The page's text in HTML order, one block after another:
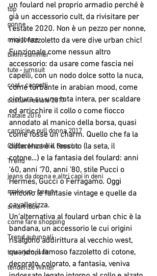
top
gonne
minigonne
bikini summer
tute - jumsuit
coat - cappotti
costumi estate 2017
natale 2016
camicie e pull donna 2017
Cappe, Mantelle, Poncho
Trend
jeans da donna e altri capi in deni
make up - beauty
smart look
come fare shopping
Trend autunnali
tute - jumpsuit
tendenze Winter
un foulard nel proprio armadio perché è
già un accessorio cult, da rivisitare per
l'estate 2020. Non è un pezzo per nonne,
ma il fazzoletto da vere dive urban chic!
Funzionale come nessun altro
accessorio: da usare come fascia nei
capelli, con un nodo dolce sotto la nuca,
come turbante in arabian mood, come
cintura su una tuta intera, per scaldare
ed arricchire il collo o come fiocco
annodato al manico della borsa, quasi
come fosse un charm. Quello che fa la
differenza è il tessuto (la seta, il
cotone…) e la fantasia del foulard: anni
‘60, anni ‘70, anni ’80, stile Pucci o
Hermes, Gucci o Ferragamo. Oggi
vincono le fantasie vintage e quelle da
cavallerizza.
Un’alternativa al foulard urban chic è la
bandana, un accessorio le cui origini
risalgono addirittura al vecchio west,
quando il famoso fazzoletto di cotone,
decorato, colorato, a fantasia, veniva